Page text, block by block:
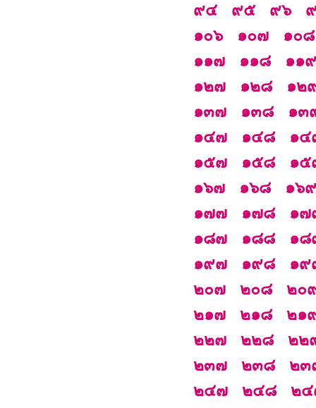
๙๔
๙๕ ๙๖
๑๐๖
๑๐๗
๑๐๘
๑๑๗
๑๑๘
๑๑๙
๑๒๗
๑๒๘
๑๒
๑๓๗
๑๓๘
๑๓
๑๔๗
๑๔๘
๑๔
๑๕๗
๑๕๘
๑๕
๑๖๗
๑๖๘
๑๖๙
๑๗๗
๑๗๘
๑๗
๑๘๗
๑๘๘
๑๘
๑๙๗
๑๙๘
๑๙
๒๐๗
๒๐๘
๒๐
๒๑๗
๒๑๘
๒๑
๒๒๗
๒๒๘
๒๒
๒๓๗
๒๓๘
๒๓
๒๔๗
๒๔๘
๒